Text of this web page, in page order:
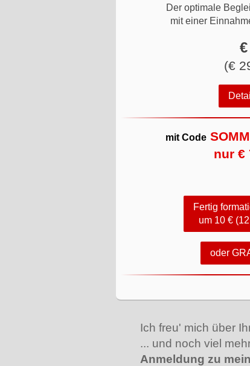
Der optimale
mit einer
(€
mit Code
nur €
Fertig
um 10 €
oder
Ich freu' mich über
... und noch viel
Anmeldung zu